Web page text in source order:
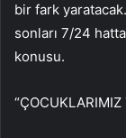
bir fark
sonları 7/24
konusu.
“ÇOCUKLARIMIZ